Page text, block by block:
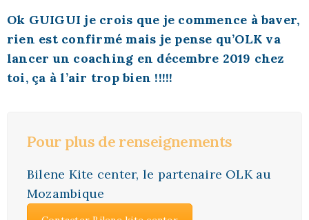
Ok GUIGUI je crois que je commence à baver,
rien est confirmé mais je pense qu’OLK va
lancer un coaching en décembre 2019 chez
toi, ça à l’air trop bien !!!!!
Pour plus de renseignements
Bilene Kite center, le partenaire OLK au
Mozambique